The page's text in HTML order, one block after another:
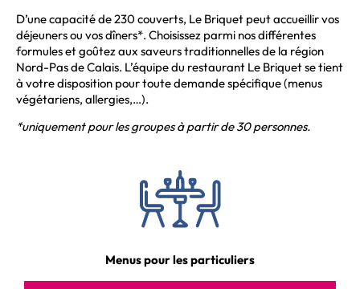
D’une capacité de 230 couverts, Le Briquet peut accueillir vos
déjeuners ou vos dîners*. Choisissez parmi nos différentes
formules et goûtez aux saveurs traditionnelles de la région
Nord-Pas de Calais. L’équipe du restaurant Le Briquet se tient
à votre disposition pour toute demande spécifique (menus
végétariens, allergies,…).
*uniquement pour les groupes à partir de 30 personnes.
Menus pour les particuliers